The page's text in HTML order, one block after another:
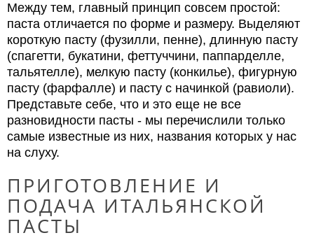
Между тем, главный принцип совсем простой:
паста отличается по форме и размеру. Выделяют
короткую пасту (фузилли, пенне), длинную пасту
(спагетти, букатини, феттуччини, паппарделле,
тальятелле), мелкую пасту (конкилье), фигурную
пасту (фарфалле) и пасту с начинкой (равиоли).
Представьте себе, что и это еще не все
разновидности пасты - мы перечислили только
самые известные из них, названия которых у нас
на слуху.
ПРИГОТОВЛЕНИЕ И
ПОДАЧА ИТАЛЬЯНСКОЙ
ПАСТЫ